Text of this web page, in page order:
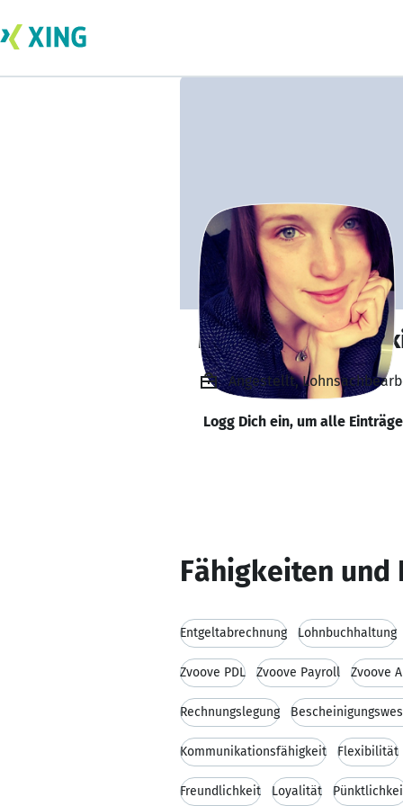
Meike
Angestellt,
Logg Dich ein, um alle
Fähigkeiten und
Entgeltabrechnung Lohnbuchhaltung
Zvoove PDL Zvoove Payroll Zvoove
Rechnungslegung
Kommunikationsfähigkeit Flexibilität
Freundlichkeit Loyalität